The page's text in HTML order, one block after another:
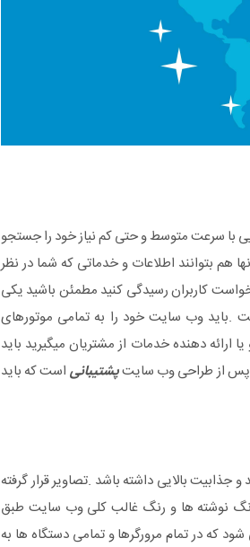
با سرعت متوسط و حتی کم نیاز خود را جستجو
هم بتوانند اطلاعات و خدماتی که شما در نظر
کاربران رسیدگی کنید مطمئن باشید یکی
.باید وب سایت خود را به تمامی موتورهای
ارائه دهنده خدمات از مشتریان میگیرید باید
پس از طراحی وب سایتپشتیبانی است که باید
جذابیت بالایی داشته باشد .تصاویر قرار گرفته
نوشته ها و رنگ غالب کلی وب سایت طبق
که در تمام مرورگرها و تمامی دستگاه ها به